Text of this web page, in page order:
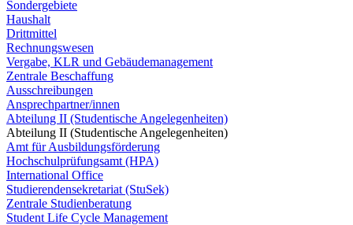
Sondergebiete
Haushalt
Drittmittel
Rechnungswesen
Vergabe, KLR und Gebäudemanagement
Zentrale Beschaffung
Ausschreibungen
Ansprechpartner/innen
Abteilung II (Studentische Angelegenheiten)
Abteilung II (Studentische Angelegenheiten)
Amt für Ausbildungsförderung
Hochschulprüfungsamt (HPA)
International Office
Studierendensekretariat (StuSek)
Zentrale Studienberatung
Student Life Cycle Management